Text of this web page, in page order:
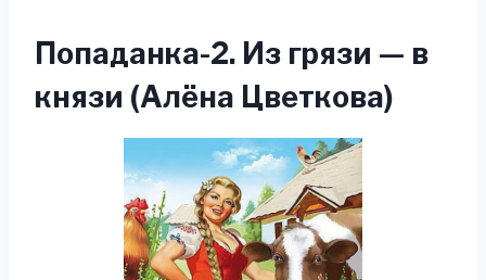
Попаданка-2. Из грязи — в
князи (Алёна Цветкова)